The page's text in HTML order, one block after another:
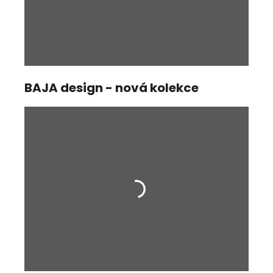
BAJA design - nová kolekce